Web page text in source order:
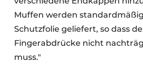
Muffen werden
Schutzfolie geliefert, so dass
Fingerabdrücke nicht
muss."